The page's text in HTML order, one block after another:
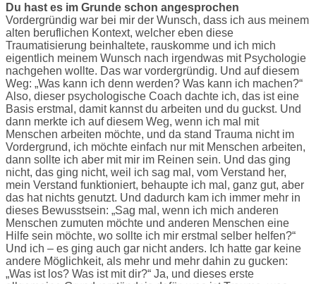
Du hast es im Grunde schon angesprochen
Vordergründig war bei mir der Wunsch, dass ich aus meinem
alten beruflichen Kontext, welcher eben diese
Traumatisierung beinhaltete, rauskomme und ich mich
eigentlich meinem Wunsch nach irgendwas mit Psychologie
nachgehen wollte. Das war vordergründig. Und auf diesem
Weg: „Was kann ich denn werden? Was kann ich machen?“
Also, dieser psychologische Coach dachte ich, das ist eine
Basis erstmal, damit kannst du arbeiten und du guckst. Und
dann merkte ich auf diesem Weg, wenn ich mal mit
Menschen arbeiten möchte, und da stand Trauma nicht im
Vordergrund, ich möchte einfach nur mit Menschen arbeiten,
dann sollte ich aber mit mir im Reinen sein. Und das ging
nicht, das ging nicht, weil ich sag mal, vom Verstand her,
mein Verstand funktioniert, behaupte ich mal, ganz gut, aber
das hat nichts genutzt. Und dadurch kam ich immer mehr in
dieses Bewusstsein: „Sag mal, wenn ich mich anderen
Menschen zumuten möchte und anderen Menschen eine
Hilfe sein möchte, wo sollte ich mir erstmal selber helfen?“
Und ich – es ging auch gar nicht anders. Ich hatte gar keine
andere Möglichkeit, als mehr und mehr dahin zu gucken:
„Was ist los? Was ist mit dir?“ Ja, und dieses erste